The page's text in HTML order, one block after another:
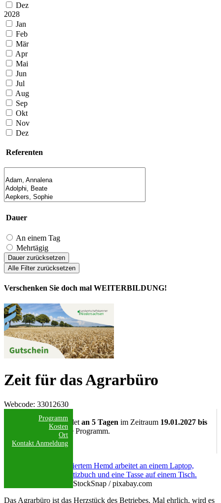
Dez
2028
Jan
Feb
Mär
Apr
Mai
Jun
Jul
Aug
Sep
Okt
Nov
Dez
Referenten
Dauer
An einem Tag
Mehrtägig
Dauer zurücksetzen
Alle Filter zurücksetzen
Verschenken Sie doch mal WEITERBILDUNG!
Zeit für das Agrarbüro
Webcode: 33012630
Programm
Kosten
Ort
Kontakt Anmeldung
Die Veranstaltung findet an 5 Tagen im Zeitraum 19.01.2027 bis
statt, siehe Programm.
Anmeldeschluss:
10.01.2027
StockSnap / pixabay.com
Das Agrarbüro ist das Herzstück des Betriebes. Mal ehrlich, wird es